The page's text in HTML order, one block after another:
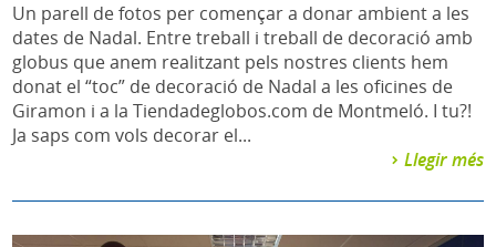
Un parell de fotos per començar a donar ambient a les
dates de Nadal. Entre treball i treball de decoració amb
globus que anem realitzant pels nostres clients hem
donat el “toc” de decoració de Nadal a les oficines de
Giramon i a la Tiendadeglobos.com de Montmeló. I tu?!
Ja saps com vols decorar el...
Llegir més